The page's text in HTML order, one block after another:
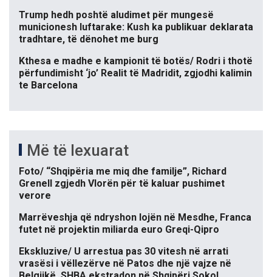
Trump hedh poshtë aludimet për mungesë
municionesh luftarake: Kush ka publikuar deklarata
tradhtare, të dënohet me burg
Kthesa e madhe e kampionit të botës/ Rodri i thotë
përfundimisht ‘jo’ Realit të Madridit, zgjodhi kalimin
te Barcelona
Më të lexuarat
Foto/ “Shqipëria me miq dhe familje”, Richard
Grenell zgjedh Vlorën për të kaluar pushimet
verore
Marrëveshja që ndryshon lojën në Mesdhe, Franca
futet në projektin miliarda euro Greqi-Qipro
Ekskluzive/ U arrestua pas 30 vitesh në arrati
vrasësi i vëllezërve në Patos dhe një vajze në